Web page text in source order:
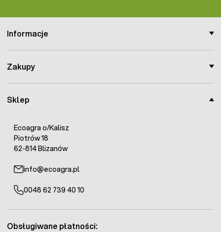
Sklep
Ecoagra o/Kalisz
Piotrów 18
62-814 Blizanów
info@ecoagra.pl
0048 62 739 40 10
Informacje
Zakupy
Obsługiwane płatności: